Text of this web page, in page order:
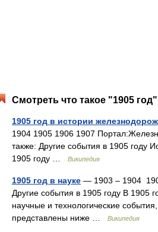
Смотреть что такое "1905
1905 год в истории
1904 1905 1906 1907
также: Другие события в 1905 году
1905 году …
Википедия
1905 год в науке — 1903 – 1904
Другие события в 1905 году В 1905
научные и технологические
представлены ниже …
Википедия